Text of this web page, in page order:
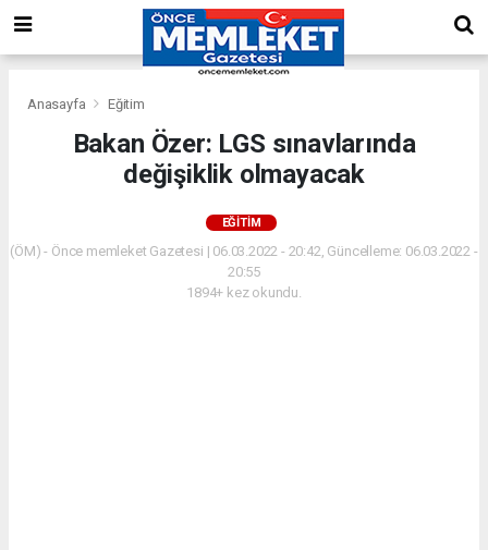
Anasayfa Eğitim
Bakan Özer: LGS sınavlarında
değişiklik olmayacak
EĞITIM
(ÖM) - Önce memleket Gazetesi | 06.03.2022 - 20:42, Güncelleme: 06.03.2022 -
20:55
1894+ kez okundu.